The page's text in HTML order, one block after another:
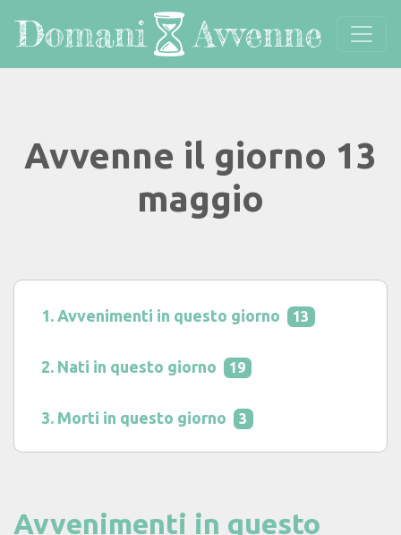
Avvenne il giorno 13
maggio
Avvenimenti in questo giorno 13
Nati in questo giorno 19
Morti in questo giorno 3
Avvenimenti in questo